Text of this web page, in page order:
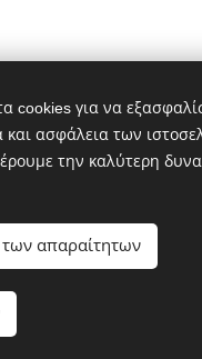
&
& Ψαρών 1
by
cookies για να
και ασφάλεια των
την καλύτερη
απαραίτητων